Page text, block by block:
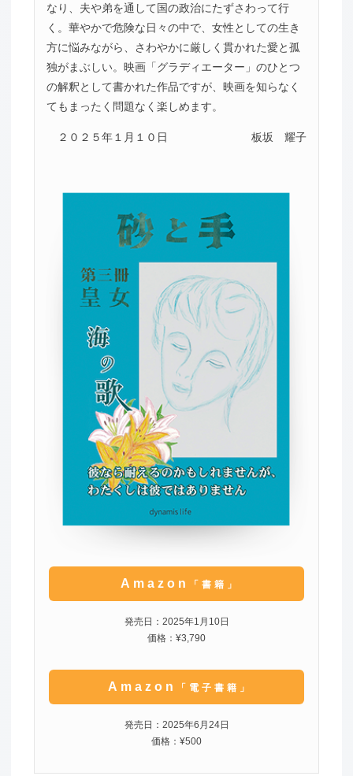
なり、夫や弟を通して国の政治にたずさわって行
く。華やかで危険な日々の中で、女性としての生き
方に悩みながら、さわやかに厳しく貫かれた愛と孤
独がまぶしい。映画「グラディエーター」のひとつ
の解釈として書かれた作品ですが、映画を知らなく
てもまったく問題なく楽しめます。
２０２５年１月１０日 板坂 耀子
Amazon 「書籍」
発売日：2025年1月10日
価格：¥3,790
Amazon 「電子書籍」
発売日：2025年6月24日
価格：¥500